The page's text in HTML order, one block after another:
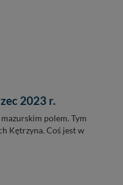
2023 r.
polem. Tym
Kętrzyna. Coś jest w